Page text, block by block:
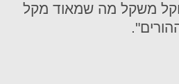
משקל מה שמאוד מקל